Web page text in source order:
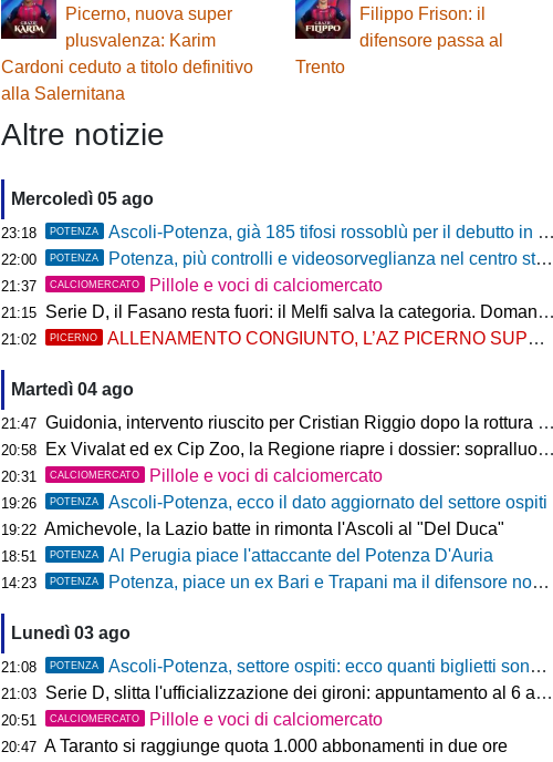
Picerno, nuova super
plusvalenza: Karim
Cardoni ceduto a titolo definitivo
alla Salernitana
Filippo Frison: il
difensore passa al
Trento
Altre notizie
Mercoledì 05 ago
23:18 POTENZA Ascoli-Potenza, già 185 tifosi rossoblù per il debutto in Coppa Italia Frecciarossa
22:00 POTENZA Potenza, più controlli e videosorveglianza nel centro storico: il Comitato per la sicurezza rafforza le misure
21:37 CALCIOMERCATO Pillole e voci di calciomercato
21:15 Serie D, il Fasano resta fuori: il Melfi salva la categoria. Domani l'attesa per i gironi
21:02 PICERNO ALLENAMENTO CONGIUNTO, L’AZ PICERNO SUPERA L’AS MELFI
Martedì 04 ago
21:47 Guidonia, intervento riuscito per Cristian Riggio dopo la rottura del crociato
20:58 Ex Vivalat ed ex Cip Zoo, la Regione riapre i dossier: sopralluogo di Bardi
20:31 CALCIOMERCATO Pillole e voci di calciomercato
19:26 POTENZA Ascoli-Potenza, ecco il dato aggiornato del settore ospiti
19:22 Amichevole, la Lazio batte in rimonta l'Ascoli al "Del Duca"
18:51 POTENZA Al Perugia piace l'attaccante del Potenza D'Auria
14:23 POTENZA Potenza, piace un ex Bari e Trapani ma il difensore non vestirà rossoblù
Lunedì 03 ago
21:08 POTENZA Ascoli-Potenza, settore ospiti: ecco quanti biglietti sono stati venduti finora
21:03 Serie D, slitta l'ufficializzazione dei gironi: appuntamento al 6 agosto
20:51 CALCIOMERCATO Pillole e voci di calciomercato
20:47 A Taranto si raggiunge quota 1.000 abbonamenti in due ore